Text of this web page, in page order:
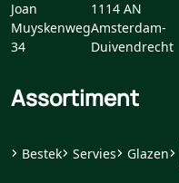
Joan
Muyskenweg
34
1114 AN
Amsterdam-
Duivendrecht
Assortiment
Bestek Servies Glazen